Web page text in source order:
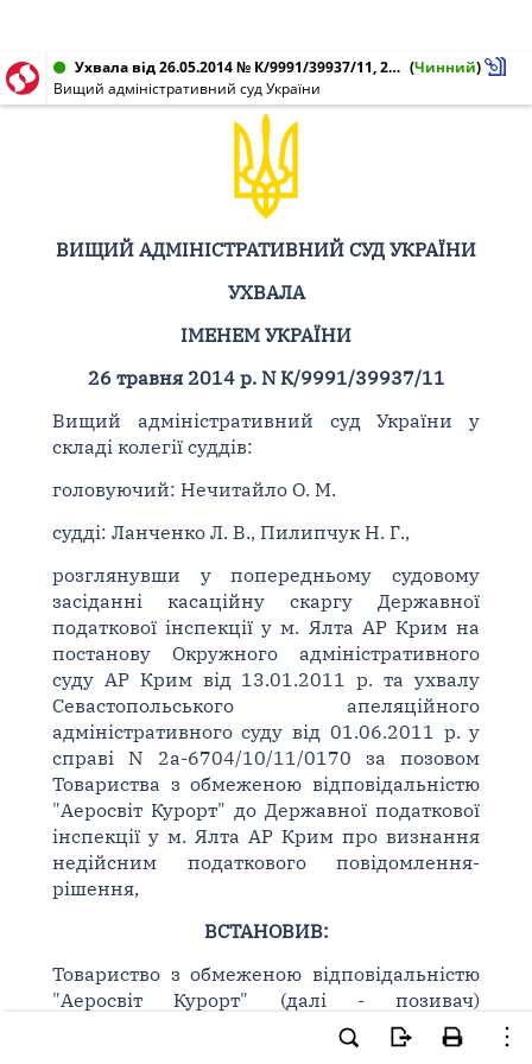
Ухвала від 26.05.2014 № К/9991/39937/11, 2а-6704/10/11/0170 (Чинний)
Вищий адміністративний суд України
ВИЩИЙ АДМІНІСТРАТИВНИЙ СУД УКРАЇНИ
УХВАЛА
ІМЕНЕМ УКРАЇНИ
26 травня 2014 р. N К/9991/39937/11
Вищий адміністративний суд України у
складі колегії суддів:
головуючий: Нечитайло О. М.
судді: Ланченко Л. В., Пилипчук Н. Г.,
розглянувши у попередньому судовому
засіданні касаційну скаргу Державної
податкової інспекції у м. Ялта АР Крим на
постанову Окружного адміністративного
суду АР Крим від 13.01.2011 р. та ухвалу
Севастопольського апеляційного
адміністративного суду від 01.06.2011 р. у
справі N 2а-6704/10/11/0170 за позовом
Товариства з обмеженою відповідальністю
"Аеросвіт Курорт" до Державної податкової
інспекції у м. Ялта АР Крим про визнання
недійсним податкового повідомлення-
рішення,
ВСТАНОВИВ:
Товариство з обмеженою відповідальністю
"Аеросвіт Курорт" (далі - позивач)
звернулося до суду з позовом до Державної
податкової інспекції у м. Ялта АР Крим (далі